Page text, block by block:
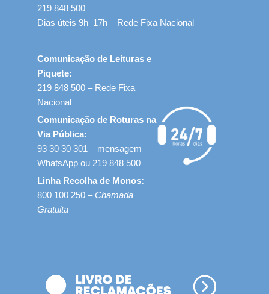
219 848 500
Dias úteis 9h–17h – Rede Fixa Nacional
Comunicação de Leituras e
Piquete:
219 848 500 – Rede Fixa
Nacional
Comunicação de Roturas na
Via Pública:
93 30 30 301 – mensagem
WhatsApp ou 219 848 500
Linha Recolha de Monos:
800 100 250 – Chamada
Gratuita